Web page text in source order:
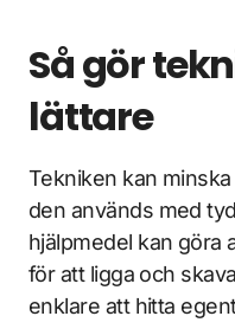
Så gör
lättare
Tekniken kan
den används med
hjälpmedel kan göra
för att ligga och
enklare att hitta